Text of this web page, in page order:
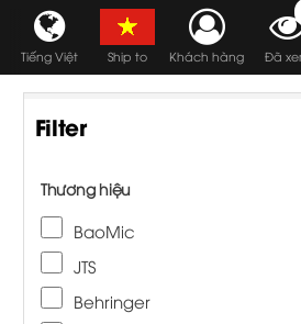
Tiếng Việt Ship to Khách hàng Đã
Filter
Thương hiệu
BaoMic
JTS
Behringer